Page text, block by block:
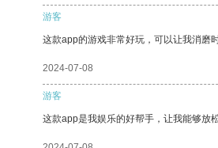
游客
这款app的游戏非常好玩，可以让我消磨时
2024-07-08
游客
这款app是我娱乐的好帮手，让我能够放